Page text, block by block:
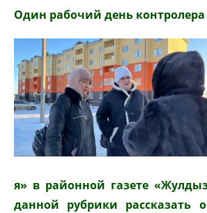
Один рабочий день контролера
я» в районной газете
данной рубрики рассказать